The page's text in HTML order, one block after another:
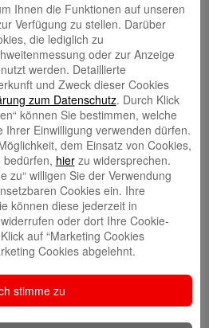
Ihnen die Funktionen auf unseren
Verfügung zu stellen. Darüber
die lediglich zu
oder zur Anzeige
werden. Detaillierte
und Zweck dieser Cookies
zum Datenschutz. Durch Klick
können Sie bestimmen, welche
Ihrer Einwilligung verwenden dürfen.
dem Einsatz von Cookies,
bedürfen, hierzu widersprechen.
zu“ willigen Sie der Verwendung
Cookies ein. Ihre
können diese jederzeit in
oder dort Ihre Cookie-
auf “Marketing Cookies
Cookies abgelehnt.
stimme zu